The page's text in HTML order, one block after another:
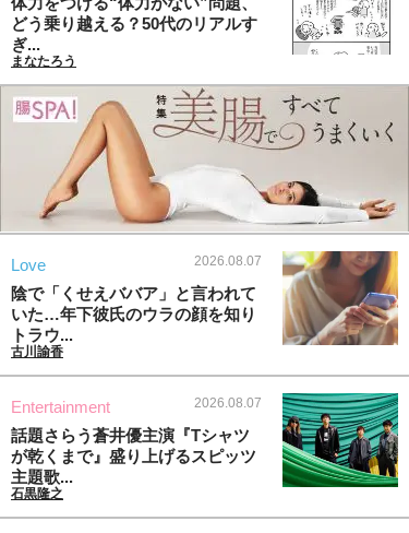
どう乗り越える？50代のリアルす
ぎ...
まなたろう
Love 2026.08.07
陰で「くせえババア」と言われて
いた…年下彼氏のウラの顔を知り
トラウ...
古川諭香
Entertainment 2026.08.07
話題さらう蒼井優主演『Tシャツ
が乾くまで』盛り上げるスピッツ
主題歌...
石黒隆之